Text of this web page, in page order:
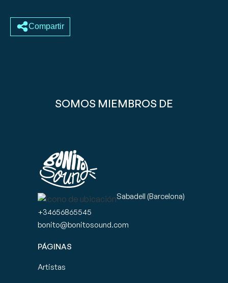
Compartir
SOMOS MIEMBROS DE
Sabadell (Barcelona)
+34656865545
bonito@bonitosound.com
PÁGINAS
Artistas